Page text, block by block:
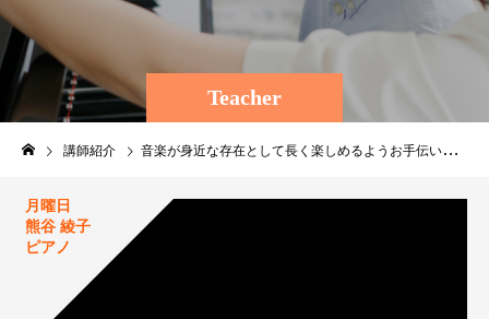
Teacher
講師紹介 音楽が身近な存在として長く楽しめるようお手伝いできればと思います。
月曜日
熊谷 綾子
ピアノ